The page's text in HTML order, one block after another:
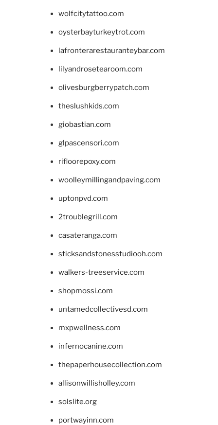
wolfcitytattoo.com
oysterbayturkeytrot.com
lafronterarestauranteybar.com
lilyandrosetearoom.com
olivesburgberrypatch.com
theslushkids.com
giobastian.com
glpascensori.com
rifloorepoxy.com
woolleymillingandpaving.com
uptonpvd.com
2troublegrill.com
casateranga.com
sticksandstonesstudiooh.com
walkers-treeservice.com
shopmossi.com
untamedcollectivesd.com
mxpwellness.com
infernocanine.com
thepaperhousecollection.com
allisonwillisholley.com
solslite.org
portwayinn.com